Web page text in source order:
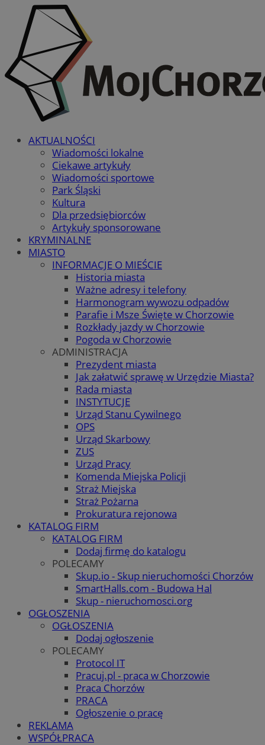
AKTUALNOŚCI
Wiadomości lokalne
Ciekawe artykuły
Wiadomości sportowe
Park Śląski
Kultura
Dla przedsiębiorców
Artykuły sponsorowane
KRYMINALNE
MIASTO
INFORMACJE O MIEŚCIE
Historia miasta
Ważne adresy i telefony
Harmonogram wywozu odpadów
Parafie i Msze Święte w Chorzowie
Rozkłady jazdy w Chorzowie
Pogoda w Chorzowie
ADMINISTRACJA
Prezydent miasta
Jak załatwić sprawę w Urzędzie Miasta?
Rada miasta
INSTYTUCJE
Urząd Stanu Cywilnego
OPS
Urząd Skarbowy
ZUS
Urząd Pracy
Komenda Miejska Policji
Straż Miejska
Straż Pożarna
Prokuratura rejonowa
KATALOG FIRM
KATALOG FIRM
Dodaj firmę do katalogu
POLECAMY
Skup.io - Skup nieruchomości Chorzów
SmartHalls.com - Budowa Hal
Skup - nieruchomosci.org
OGŁOSZENIA
OGŁOSZENIA
Dodaj ogłoszenie
POLECAMY
Protocol IT
Pracuj.pl - praca w Chorzowie
Praca Chorzów
PRACA
Ogłoszenie o pracę
REKLAMA
WSPÓŁPRACA